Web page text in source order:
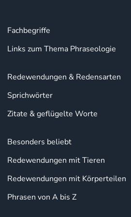
Fachbegriffe
Links zum Thema Phraseologie
Redewendungen & Redensarten
Sprichwörter
Zitate & geflügelte Worte
Besonders beliebt
Redewendungen mit Tieren
Redewendungen mit Körperteilen
Phrasen von A bis Z